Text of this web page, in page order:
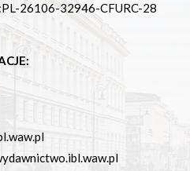
26106-32946-CFURC-28